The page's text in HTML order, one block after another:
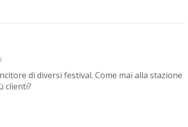
di diversi festival. Come mai alla stazione
clienti?